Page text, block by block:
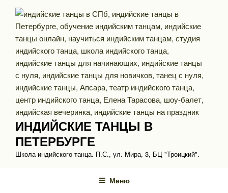
Перейти
содержимому
ИНДИЙСКИЕ ТАНЦЫ В
ПЕТЕРБУРГЕ
Школа индийского танца. П.С., ул. Мира, 3, БЦ "Троицкий".
Меню